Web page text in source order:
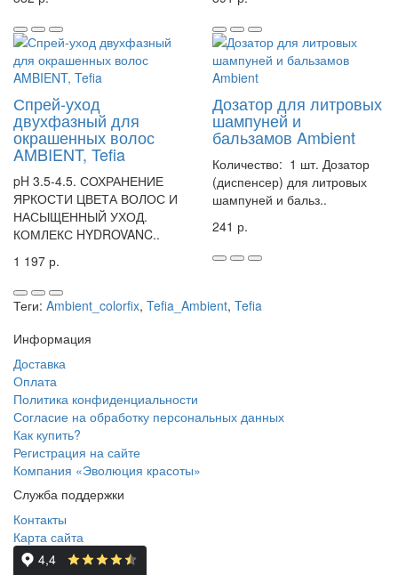
Спрей-уход
двухфазный для
окрашенных волос
AMBIENT, Tefia
pH 3.5-4.5. СОХРАНЕНИЕ
ЯРКОСТИ ЦВЕТА ВОЛОС И
НАСЫЩЕННЫЙ УХОД.
КОМЛЕКС HYDROVANC..
1 197 р.
Дозатор для литровых
шампуней и
бальзамов Ambient
Количество: 1 шт. Дозатор
(диспенсер) для литровых
шампуней и бальз..
241 р.
Теги: Ambient_colorfix, Tefia_Ambient, Tefia
Информация
Доставка
Оплата
Политика конфиденциальности
Согласие на обработку персональных данных
Как купить?
Регистрация на сайте
Компания «Эволюция красоты»
Служба поддержки
Контакты
Карта сайта